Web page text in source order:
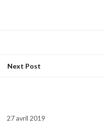
Next Post
27 avril 2019